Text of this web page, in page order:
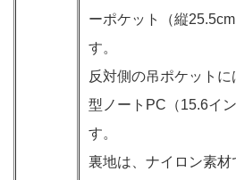
ーポケット（縦
す。
反対側の吊ポケット
型ノートPC（15.6イ
す。
裏地は、ナイロン素材